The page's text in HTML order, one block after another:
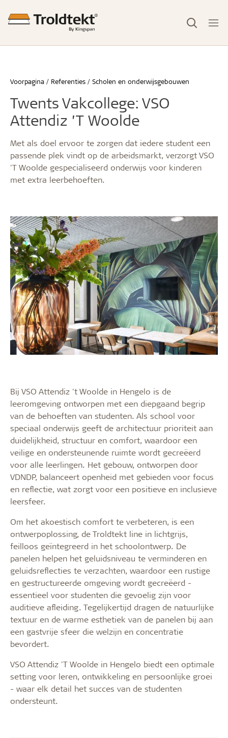
Voorpagina Referenties Scholen en onderwijsgebouwen
Twents Vakcollege: VSO
Attendiz ’T Woolde
Met als doel ervoor te zorgen dat iedere student een
passende plek vindt op de arbeidsmarkt, verzorgt VSO
'T Woolde gespecialiseerd onderwijs voor kinderen
met extra leerbehoeften.
Bij VSO Attendiz 't Woolde in Hengelo is de
leeromgeving ontworpen met een diepgaand begrip
van de behoeften van studenten. Als school voor
speciaal onderwijs geeft de architectuur prioriteit aan
duidelijkheid, structuur en comfort, waardoor een
veilige en ondersteunende ruimte wordt gecreëerd
voor alle leerlingen. Het gebouw, ontworpen door
VDNDP, balanceert openheid met gebieden voor focus
en reflectie, wat zorgt voor een positieve en inclusieve
leersfeer.
Om het akoestisch comfort te verbeteren, is een
ontwerpoplossing, de Troldtekt line in lichtgrijs,
feilloos geïntegreerd in het schoolontwerp. De
panelen helpen het geluidsniveau te verminderen en
geluidsreflecties te verzachten, waardoor een rustige
en gestructureerde omgeving wordt gecreëerd -
essentieel voor studenten die gevoelig zijn voor
auditieve afleiding. Tegelijkertijd dragen de natuurlijke
textuur en de warme esthetiek van de panelen bij aan
een gastvrije sfeer die welzijn en concentratie
bevordert.
VSO Attendiz 'T Woolde in Hengelo biedt een optimale
setting voor leren, ontwikkeling en persoonlijke groei
- waar elk detail het succes van de studenten
ondersteunt.